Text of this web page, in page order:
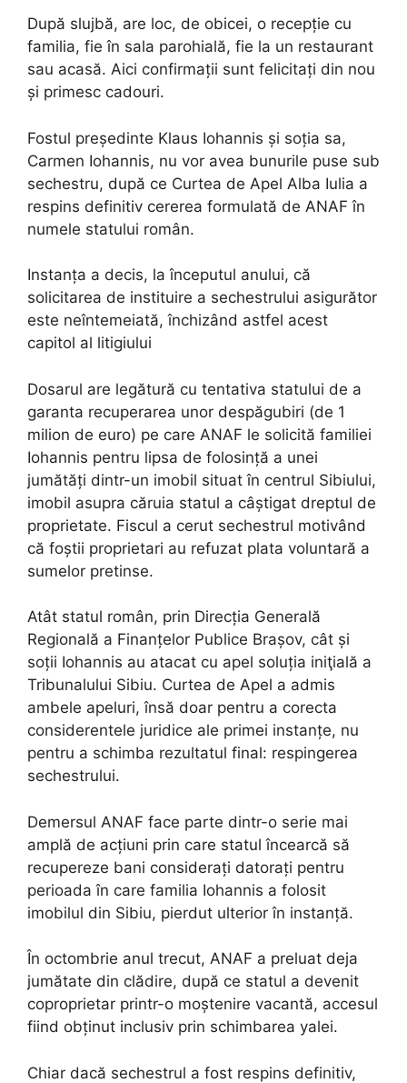
După slujbă, are loc, de obicei, o recepție cu
familia, fie în sala parohială, fie la un restaurant
sau acasă. Aici confirmații sunt felicitați din nou
și primesc cadouri.
Fostul președinte Klaus Iohannis și soția sa,
Carmen Iohannis, nu vor avea bunurile puse sub
sechestru, după ce Curtea de Apel Alba Iulia a
respins definitiv cererea formulată de ANAF în
numele statului român.
Instanța a decis, la începutul anului, că
solicitarea de instituire a sechestrului asigurător
este neîntemeiată, închizând astfel acest
capitol al litigiului
Dosarul are legătură cu tentativa statului de a
garanta recuperarea unor despăgubiri (de 1
milion de euro) pe care ANAF le solicită familiei
Iohannis pentru lipsa de folosință a unei
jumătăți dintr-un imobil situat în centrul Sibiului,
imobil asupra căruia statul a câștigat dreptul de
proprietate. Fiscul a cerut sechestrul motivând
că foștii proprietari au refuzat plata voluntară a
sumelor pretinse.
Atât statul român, prin Direcția Generală
Regională a Finanțelor Publice Brașov, cât și
soții Iohannis au atacat cu apel soluția iniţială a
Tribunalului Sibiu. Curtea de Apel a admis
ambele apeluri, însă doar pentru a corecta
considerentele juridice ale primei instanțe, nu
pentru a schimba rezultatul final: respingerea
sechestrului.
Demersul ANAF face parte dintr-o serie mai
amplă de acțiuni prin care statul încearcă să
recupereze bani considerați datorați pentru
perioada în care familia Iohannis a folosit
imobilul din Sibiu, pierdut ulterior în instanță.
În octombrie anul trecut, ANAF a preluat deja
jumătate din clădire, după ce statul a devenit
coproprietar printr-o moștenire vacantă, accesul
fiind obținut inclusiv prin schimbarea yalei.
Chiar dacă sechestrul a fost respins definitiv,